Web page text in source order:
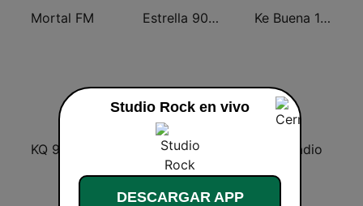
Mortal FM Estrella 90.5 FM Ke Buena 105.5 FM
KQ 94.5 FM CDN Radio
Studio Rock en vivo
DESCARGAR APP